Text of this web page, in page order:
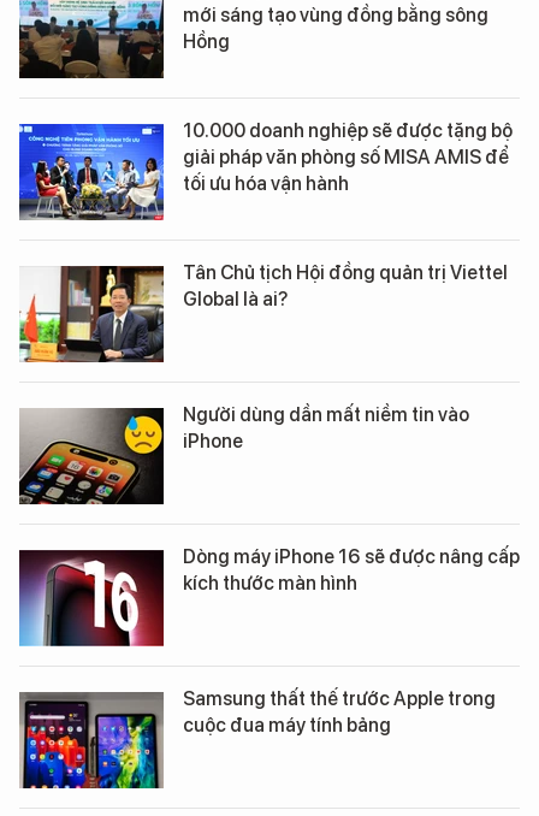
mới sáng tạo vùng đồng bằng sông
Hồng
10.000 doanh nghiệp sẽ được tặng bộ
giải pháp văn phòng số MISA AMIS để
tối ưu hóa vận hành
Tân Chủ tịch Hội đồng quản trị Viettel
Global là ai?
Người dùng dần mất niềm tin vào
iPhone
Dòng máy iPhone 16 sẽ được nâng cấp
kích thước màn hình
Samsung thất thế trước Apple trong
cuộc đua máy tính bảng